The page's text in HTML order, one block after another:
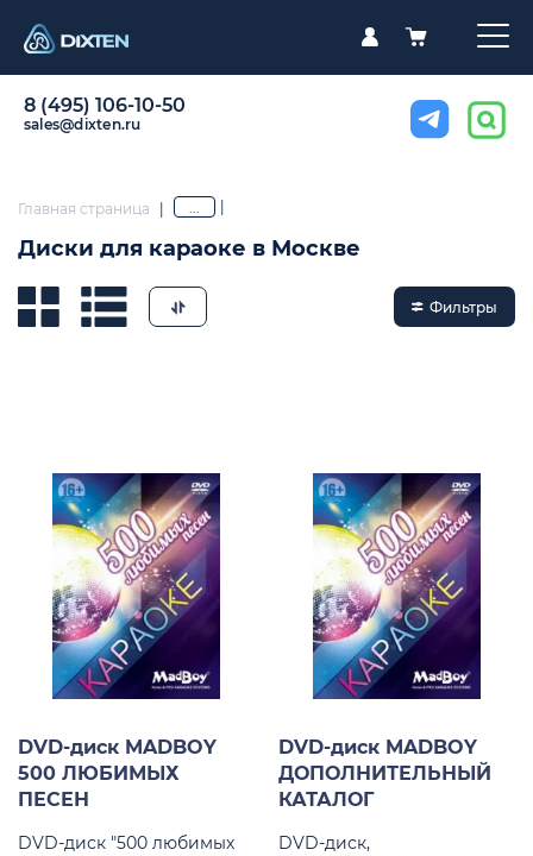
8 (495) 106-10-50
sales@dixten.ru
Главная страница | ...
Диски для караоке в Москве
Фильтры
DVD-диск MADBOY
500 ЛЮБИМЫХ
ПЕСЕН
DVD-диск "500 любимых
DVD-диск MADBOY
ДОПОЛНИТЕЛЬНЫЙ
КАТАЛОГ
DVD-диск,